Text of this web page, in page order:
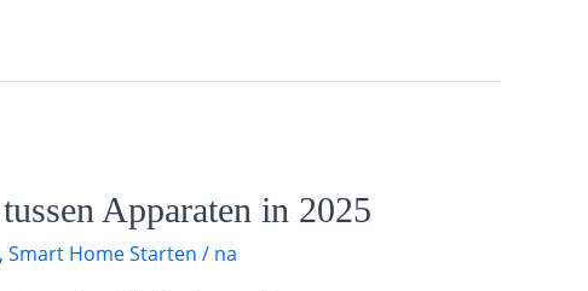
Apparaten in 2025
Smart Home Starten / na